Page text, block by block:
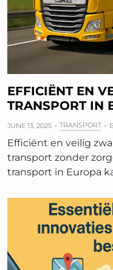
EFFICIËNT EN
TRANSPORT IN
JUNE 13, 2025 TRANSPORT
Efficiënt en veilig
transport zonder
transport in Europa